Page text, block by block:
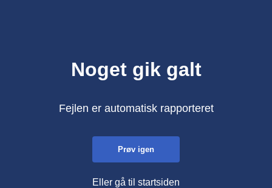
Noget gik galt
Fejlen er automatisk rapporteret
Prøv igen
Eller gå til startsiden